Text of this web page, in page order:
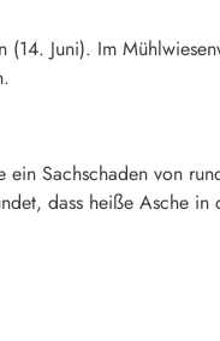
Juni). Im
ein Sachschaden von
dass heiße Asche in